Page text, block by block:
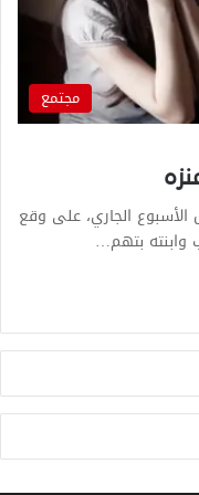
مجتمع
الأسبوع الجاري، على وقع
وابنته بتهم…